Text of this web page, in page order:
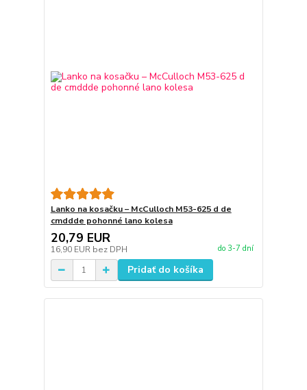
Lanko na kosačku – McCulloch M53-625 d de
cmddde pohonné lano kolesa
20,79 EUR
16,90 EUR bez DPH do 3-7 dní
Pridať do košíka